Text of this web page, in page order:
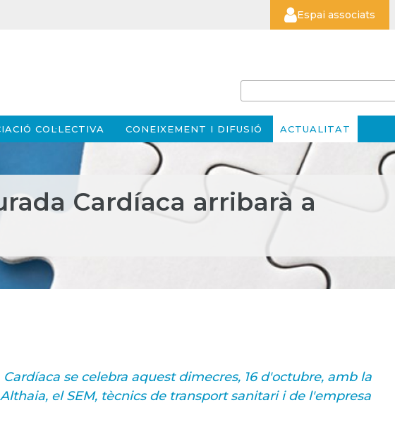
Espai associats
COL·LECTIVA CONEIXEMENT I DIFUSIÓ ACTUALITAT
Cardíaca arribarà a
se celebra aquest dimecres, 16 d'octubre, amb la
el SEM, tècnics de transport sanitari i de l'empresa